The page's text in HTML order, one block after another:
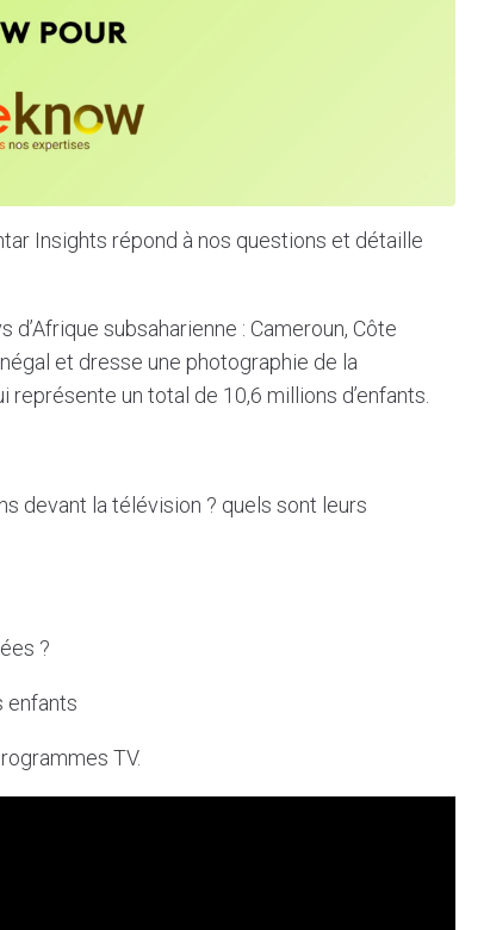
Insights répond à nos questions et détaille
subsaharienne : Cameroun, Côte
et dresse une photographie de la
un total de 10,6 millions d’enfants.
devant la télévision ? quels sont leurs
?
enfants
TV.